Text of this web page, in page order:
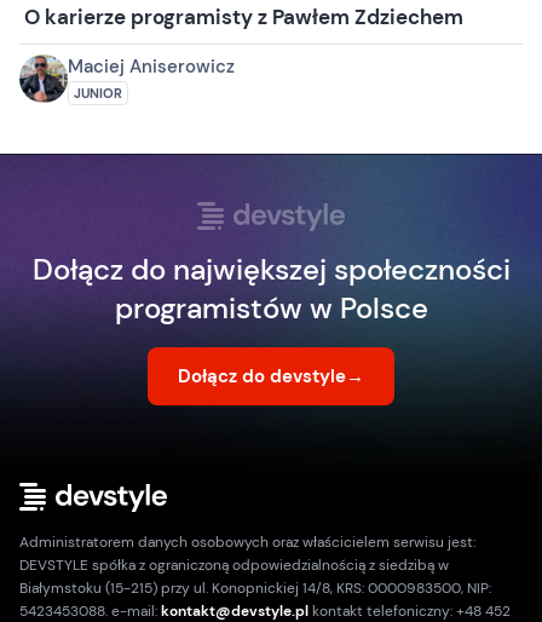
O karierze programisty z Pawłem Zdziechem
Maciej Aniserowicz
JUNIOR
Dołącz do największej społeczności
programistów w Polsce
Dołącz do devstyle→
Administratorem danych osobowych oraz właścicielem serwisu jest:
DEVSTYLE spółka z ograniczoną odpowiedzialnością z siedzibą w
Białymstoku (15-215) przy ul. Konopnickiej 14/8, KRS: 0000983500, NIP:
5423453088. e-mail:kontakt@devstyle.plkontakt telefoniczny: +48 452